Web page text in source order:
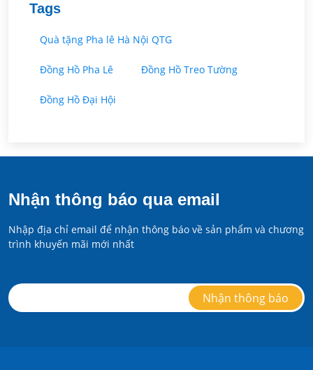
Tags
Quà tặng Pha lê Hà Nội QTG
Đồng Hồ Pha Lê Đồng Hồ Treo Tường
Đồng Hồ Đại Hội
Nhận thông báo qua email
Nhập địa chỉ email để nhận thông báo về sản phẩm và chương
trình khuyến mãi mới nhất